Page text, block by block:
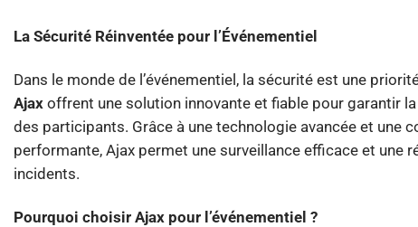
La Sécurité Réinventée pour l’Événementiel
Dans le monde de l’événementiel, la sécurité est une
Ajax offrent une solution innovante et fiable pour garantir
des participants. Grâce à une technologie avancée et une
performante, Ajax permet une surveillance efficace et une
incidents.
Pourquoi choisir Ajax pour l’événementiel ?